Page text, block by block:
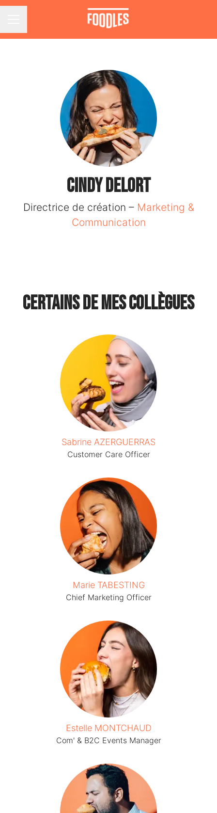
Cindy DELORT
Directrice de création – Marketing &
Communication
Certains de mes collègues
Sabrine AZERGUERRAS
Customer Care Officer
Marie TABESTING
Chief Marketing Officer
Estelle MONTCHAUD
Com' & B2C Events Manager